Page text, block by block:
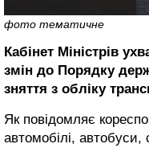
фото тематичне
Кабінет Міністрів
змін до Порядку
зняття з обліку
Як повідомляє
автомобілі,